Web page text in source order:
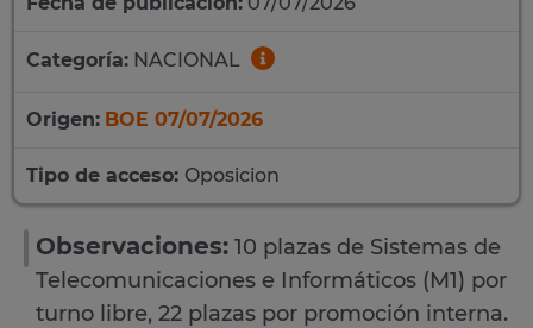
Categoría: NACIONAL
Origen: BOE 07/07/2026
Tipo de acceso: Oposicion
Observaciones: 10 plazas de Sistemas de
Telecomunicaciones e Informáticos (M1) por
turno libre, 22 plazas por promoción interna.